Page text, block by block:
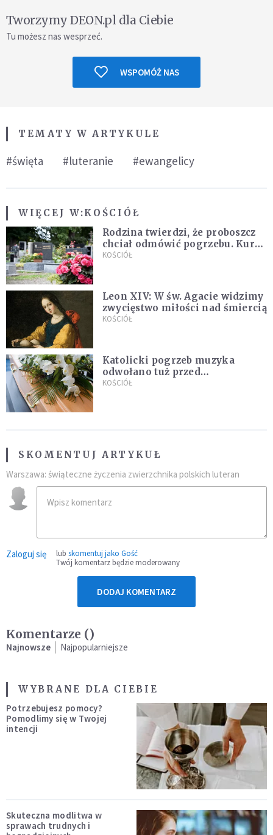
Tworzymy DEON.pl dla Ciebie
Tu możesz nas wesprzeć.
WSPOMÓŻ NAS
TEMATY W ARTYKULE
#święta #luteranie #ewangelicy
WIĘCEJ W:KOŚCIÓŁ
Rodzina twierdzi, że proboszcz
chciał odmówić pogrzebu. Kuria
zapowiada wyjaśnienia
KOŚCIÓŁ
Leon XIV: W św. Agacie widzimy
zwycięstwo miłości nad śmiercią
KOŚCIÓŁ
Katolicki pogrzeb muzyka
odwołano tuż przed
uroczystością. Powodem była
KOŚCIÓŁ
SKOMENTUJ ARTYKUŁ
Warszawa: świąteczne życzenia zwierzchnika polskich luteran
Zaloguj się lub skomentuj jako Gość
Twój komentarz będzie moderowany
DODAJ KOMENTARZ
Komentarze ()
Najnowsze Najpopularniejsze
WYBRANE DLA CIEBIE
Potrzebujesz pomocy?
Pomodlimy się w Twojej
intencji
Skuteczna modlitwa w
sprawach trudnych i